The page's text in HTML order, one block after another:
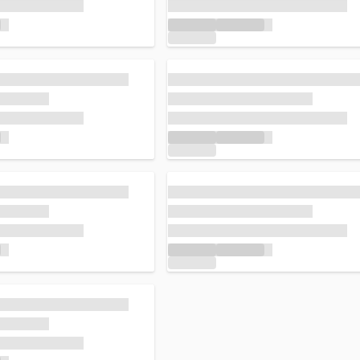
corso... Caricamento in corso...
corso... Caricamento in corso...
corso...